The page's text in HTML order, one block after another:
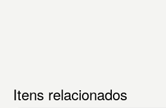
Itens relacionados